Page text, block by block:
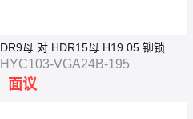
DR9母 对 HDR15母 H19.05 铆锁
HYC103-VGA24B-195
面议